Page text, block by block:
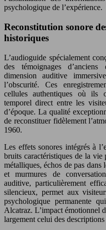
psychologique de l’expérience.
Reconstitution sonore
historiques
L’audioguide spécialement
des témoignages
dimension auditive
l’obscurité. Ces
cellules authentiques où ils
temporel direct entre les
d’époque. La qualité
de reconstituer fidèlement
1960.
Les effets sonores intégrés à
bruits caractéristiques de la vie
métalliques, échos de pas dans
et murmures de
auditive, particulièrement
silencieux, permet aux
psychologique permanente
Alcatraz. L’impact émotionnel
largement celui des